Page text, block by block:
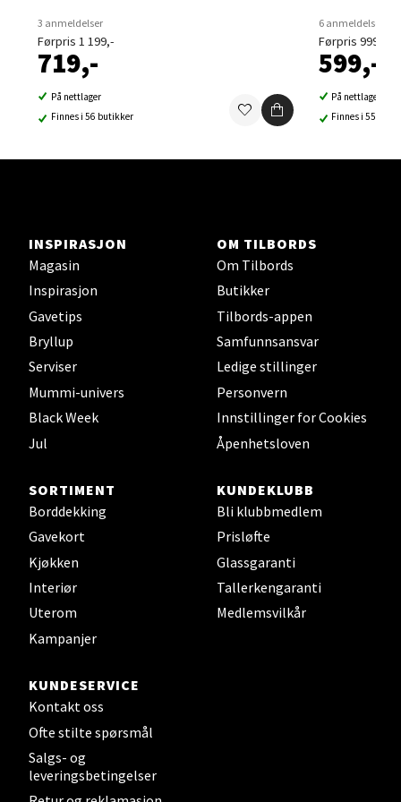
3 anmeldelser
Førpris 1 199,-
719,-
På nettlager
Finnes i 56 butikker
6 anmeldelser
Førpris 999,-
599,-
På nettlager
Finnes i 55
INSPIRASJON
Magasin
Inspirasjon
Gavetips
Bryllup
Serviser
Mummi-univers
Black Week
Jul
OM TILBORDS
Om Tilbords
Butikker
Tilbords-appen
Samfunnsansvar
Ledige stillinger
Personvern
Innstillinger for Cookies
Åpenhetsloven
SORTIMENT
Borddekking
Gavekort
Kjøkken
Interiør
Uterom
Kampanjer
KUNDEKLUBB
Bli klubbmedlem
Prisløfte
Glassgaranti
Tallerkengaranti
Medlemsvilkår
KUNDESERVICE
Kontakt oss
Ofte stilte spørsmål
Salgs- og
leveringsbetingelser
Sortland - Sortland Storsenter
Strangata 26, 8400 Sortland
0 i butikk
Steinkjer - Thon Senter Steinkjer
Sjøfartsgata 2, 7714 Steinkjer
Åpent i dag 10-20
0 i butikk
Leirvik - Stord
Torgbakken 2, 5401 Stord
Åpent i dag 10-17
0 i butikk
Oslo - Thon Senter Storo
Vitaminveien 7 - 9, 0485 Oslo